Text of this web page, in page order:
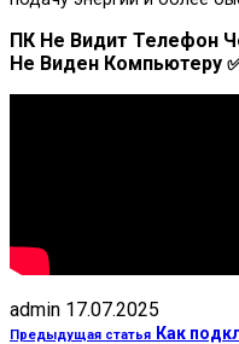
ПК Не Видит Телефон
Не Виден Компьютеру
admin 17.07.2025
Предыдущая статья Как